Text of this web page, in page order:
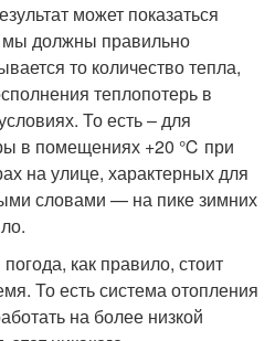
может показаться
должны правильно
то количество тепла,
теплопотерь в
То есть – для
в помещениях +20 ℃ при
на улице, характерных для
словами — на пике зимних
как правило, стоит
То есть система отопления
на более низкой